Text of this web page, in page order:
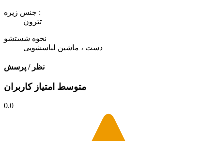
جنس زیره :
تترون
نحوه شستشو
دست ، ماشین لباسشویی
نظر / پرسش
متوسط امتیاز کاربران
0.0